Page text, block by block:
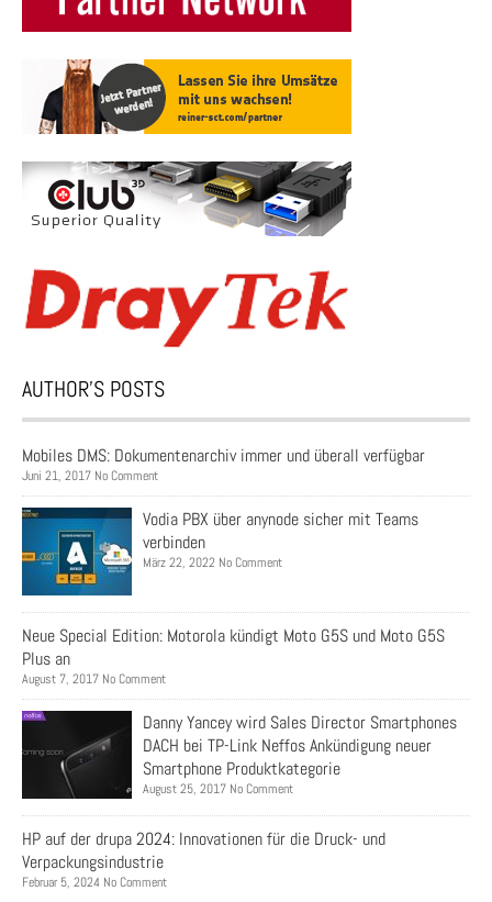
AUTHOR’S POSTS
Mobiles DMS: Dokumentenarchiv immer und überall verfügbar
Juni 21, 2017 No Comment
Vodia PBX über anynode sicher mit Teams
verbinden
März 22, 2022 No Comment
Neue Special Edition: Motorola kündigt Moto G5S und Moto G5S
Plus an
August 7, 2017 No Comment
Danny Yancey wird Sales Director Smartphones
DACH bei TP-Link Neffos Ankündigung neuer
Smartphone Produktkategorie
August 25, 2017 No Comment
HP auf der drupa 2024: Innovationen für die Druck- und
Verpackungsindustrie
Februar 5, 2024 No Comment